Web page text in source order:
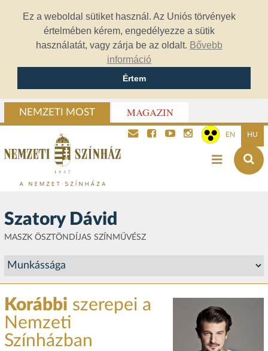
Ez a weboldal sütiket használ. Az Uniós törvények
értelmében kérem, engedélyezze a sütik
használatát, vagy zárja be az oldalt. Bővebb
információ
Értem
NEMZETI MOST MAGAZIN
EN HU
Szatory Dávid
MASZK ÖSZTÖNDÍJAS SZÍNMŰVÉSZ
Korábbi szerepei a
Nemzeti
Színházban